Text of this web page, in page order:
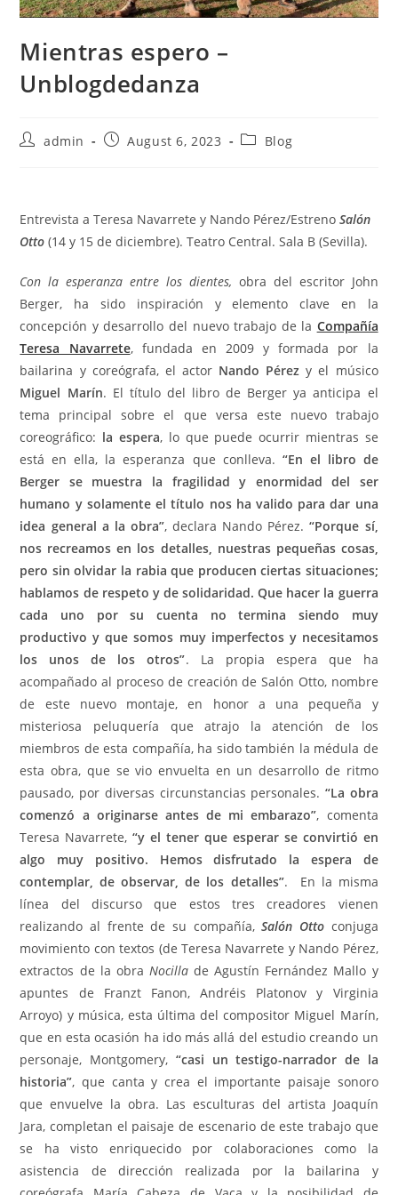
Mientras espero –
Unblogdedanza
Postadmin
PostAugust 6, 2023
PostBlog
Entrevista a Teresa Navarrete y Nando Pérez/EstrenoSalón
Otto (14 y 15 de diciembre). Teatro Central. Sala B (Sevilla).
Con la esperanza entre los dientes, obra del escritor John
Berger, ha sido inspiración y elemento clave en la
concepción y desarrollo del nuevo trabajo de la Compañía
Teresa Navarrete, fundada en 2009 y formada por la
bailarina y coreógrafa, el actor Nando Pérez y el músico
Miguel Marín. El título del libro de Berger ya anticipa el
tema principal sobre el que versa este nuevo trabajo
coreográfico: la espera, lo que puede ocurrir mientras se
está en ella, la esperanza que conlleva. “En el libro de
Berger se muestra la fragilidad y enormidad del ser
humano y solamente el título nos ha valido para dar una
idea general a la obra”, declara Nando Pérez.“Porque sí,
nos recreamos en los detalles, nuestras pequeñas cosas,
pero sin olvidar la rabia que producen ciertas situaciones;
hablamos de respeto y de solidaridad. Que hacer la guerra
cada uno por su cuenta no termina siendo muy
productivo y que somos muy imperfectos y necesitamos
los unos de los otros”. La propia espera que ha
acompañado al proceso de creación de Salón Otto, nombre
de este nuevo montaje, en honor a una pequeña y
misteriosa peluquería que atrajo la atención de los
miembros de esta compañía, ha sido también la médula de
esta obra, que se vio envuelta en un desarrollo de ritmo
pausado, por diversas circunstancias personales. “La obra
comenzó a originarse antes de mi embarazo”, comenta
Teresa Navarrete,“y el tener que esperar se convirtió en
algo muy positivo. Hemos disfrutado la espera de
contemplar, de observar, de los detalles”. En la misma
línea del discurso que estos tres creadores vienen
realizando al frente de su compañía,Salón Otto conjuga
movimiento con textos (de Teresa Navarrete y Nando Pérez,
extractos de la obra Nocillade Agustín Fernández Mallo y
apuntes de Franzt Fanon, Andréis Platonov y Virginia
Arroyo) y música, esta última del compositor Miguel Marín,
que en esta ocasión ha ido más allá del estudio creando un
personaje, Montgomery, “casi un testigo-narrador de la
historia”, que canta y crea el importante paisaje sonoro
que envuelve la obra. Las esculturas del artista Joaquín
Jara, completan el paisaje de escenario de este trabajo que
se ha visto enriquecido por colaboraciones como la
asistencia de dirección realizada por la bailarina y